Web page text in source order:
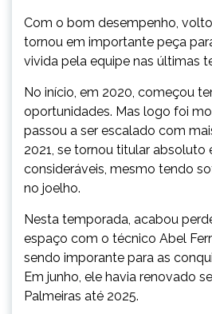
Com o bom desempenho,
tornou em importante peça
vivida pela equipe nas últimas
No início, em 2020, começou
oportunidades. Mas logo foi
passou a ser escalado com
2021, se tornou titular absoluto
consideráveis, mesmo tendo
no joelho.
Nesta temporada, acabou
espaço com o técnico Abel
sendo imporante para as
Em junho, ele havia renovado
Palmeiras até 2025.